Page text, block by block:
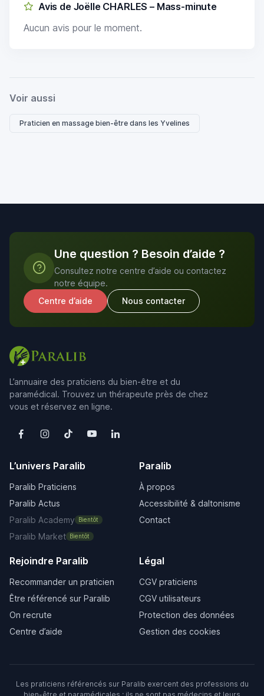
Avis de Joëlle CHARLES – Mass-minute
Aucun avis pour le moment.
Voir aussi
Praticien en massage bien-être dans les Yvelines
Une question ? Besoin d’aide ?
Consultez notre centre d’aide ou contactez
notre équipe.
Centre d’aide
Nous contacter
L’annuaire des praticiens du bien-être et du
paramédical. Trouvez un thérapeute près de chez
vous et réservez en ligne.
L’univers Paralib
Paralib Praticiens
Paralib Actus
Paralib Academy
Bientôt
Paralib Market Bientôt
Paralib
À propos
Accessibilité & daltonisme
Contact
Rejoindre Paralib
Recommander un praticien
Être référencé sur Paralib
On recrute
Centre d’aide
Légal
CGV praticiens
CGV utilisateurs
Protection des données
Gestion des cookies
Les praticiens référencés sur Paralib exercent des professions du